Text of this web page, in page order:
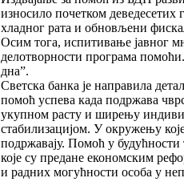
износило почетком деведесетих
хладног рата и обновљени
Осим тога, испитивање јавног
делотворности програма
дна”.
Светска банка је направила
помоћ успева када подржава
укупном расту и ширењу
стабилизацијом. У окружењу
подржавају. Помоћ у будућности
које су предане економским
и радних могућности особа у